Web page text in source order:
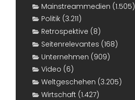
Mainstreammedien (1.505)
Politik (3.211)
Retrospektive (8)
Seitenrelevantes (168)
Unternehmen (909)
Video (6)
Weltgeschehen (3.205)
Wirtschaft (1.427)